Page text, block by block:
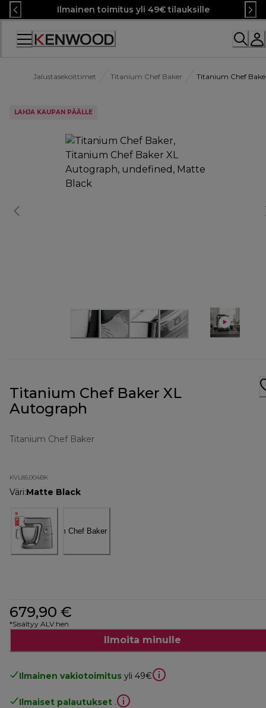
Skip
to
Content
Ilmainen toimitus yli 49€ tilauksille
Jalustasekoittimet Titanium Chef Baker Titanium Chef
LAHJA KAUPAN PÄÄLLE
Titanium Chef Baker XL
Autograph
Titanium Chef Baker
KVL85.004BK
Väri:Matte Black
679,90 €
*Sisältyy ALV:hen
Ilmoita minulle
Ilmainen vakiotoimitus yli 49€
Ilmaiset palautukset .